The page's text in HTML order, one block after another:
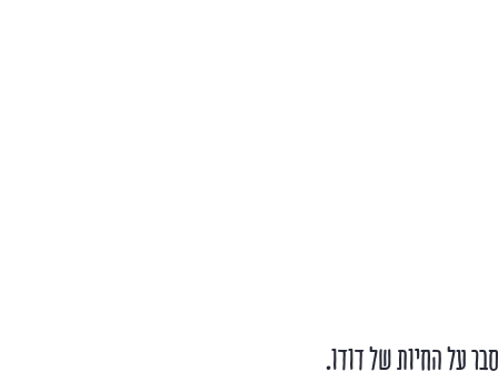
על החיות של דודו.